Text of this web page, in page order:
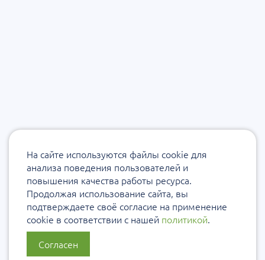
На сайте используются файлы cookie для
анализа поведения пользователей и
повышения качества работы ресурса.
Продолжая использование сайта, вы
подтверждаете своё согласие на применение
cookie в соответствии с нашей политикой.
Согласен